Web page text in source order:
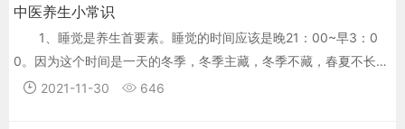
中医养生小常识
1、睡觉是养生首要素。睡觉的时间应该是晚21：00~早3：0
0。因为这个时间是一天的冬季，冬季主藏，冬季不藏，春夏不长，
即第2天没精神。 2、人的健康离不开两大要素：1)足够的气血；2)
2021-11-30 646